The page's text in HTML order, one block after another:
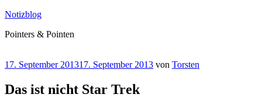
Zum
springen
Notizblog
Pointers & Pointen
Veröffentlicht
17. September 201317. September 2013 von Torsten
Das ist nicht Star Trek